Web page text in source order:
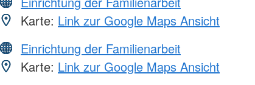
Karte: Link zur Google Maps Ansicht
Einrichtung der Familienarbeit
Karte: Link zur Google Maps Ansicht